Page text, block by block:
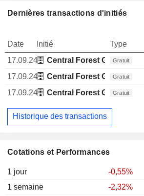
Cotations et Performances
1 jour
-0,55%
1 semaine
-2,32%
Dernières transactions d'initiés
Date Initié Type
17.09.24
Central Forest Group
Gratuit
17.09.24
Central Forest Group
Gratuit
17.09.24
Central Forest Group
Gratuit
Historique des transactions